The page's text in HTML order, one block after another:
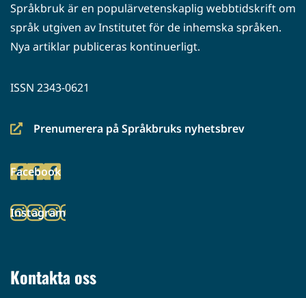
Språkbruk är en populärvetenskaplig webbtidskrift om
språk utgiven av Institutet för de inhemska språken.
Nya artiklar publiceras kontinuerligt.
ISSN 2343-0621
Prenumerera på Språkbruks nyhetsbrev
(siirryt
palveluun)
Facebook
(siirryt
palveluun)
Instagram
(siirryt
Kontakta oss